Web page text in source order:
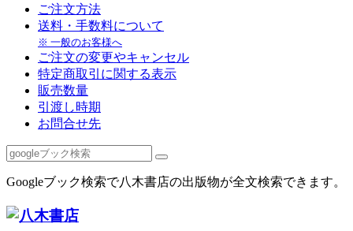
ご注文方法
送料・手数料について
※ 一般のお客様へ
ご注文の変更やキャンセル
特定商取引に関する表示
販売数量
引渡し時期
お問合せ先
Googleブック検索で八木書店の出版物が全文検索できます。